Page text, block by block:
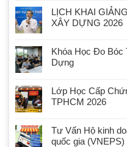
LỊCH KHAI
XÂY DỰNG 2026
Khóa Học Đo Bóc
Dựng
Lớp Học Cấp
TPHCM 2026
Tư Vấn Hộ kinh
quốc gia (VNEPS)